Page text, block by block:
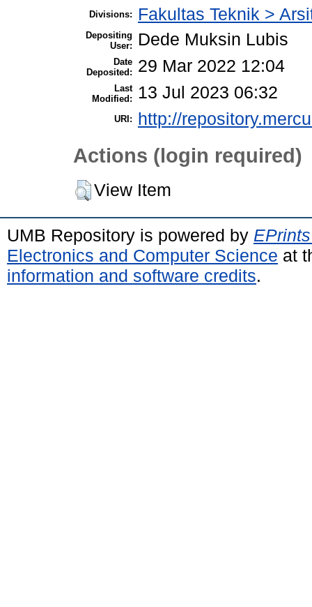
Divisions: Fakultas Teknik >
Depositing
User:
Dede Muksin Lubis
Date
Deposited:
29 Mar 2022 12:04
Last
Modified:
13 Jul 2023 06:32
URI: http://
Actions (login required)
View Item
UMB Repository is powered by
Electronics and Computer Science at
information and software credits.